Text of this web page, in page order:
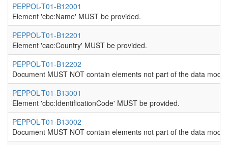
PEPPOL-T01-B12001
Element 'cbc:Name' MUST be provided.
PEPPOL-T01-B12201
Element 'cac:Country' MUST be provided.
PEPPOL-T01-B12202
Document MUST NOT contain elements not part of the data
PEPPOL-T01-B13001
Element 'cbc:IdentificationCode' MUST be provided.
PEPPOL-T01-B13002
Document MUST NOT contain elements not part of the data